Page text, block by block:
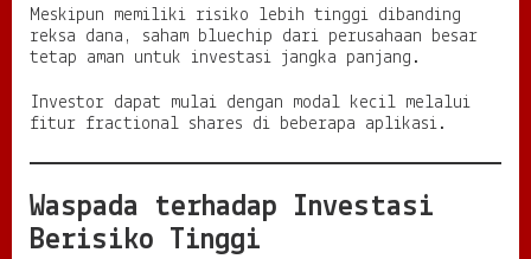
Meskipun memiliki risiko lebih tinggi dibanding
reksa dana, saham bluechip dari perusahaan besar
tetap aman untuk investasi jangka panjang.
Investor dapat mulai dengan modal kecil melalui
fitur fractional shares di beberapa aplikasi.
Waspada terhadap Investasi
Berisiko Tinggi